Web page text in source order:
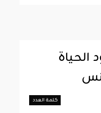
كلمة العدد